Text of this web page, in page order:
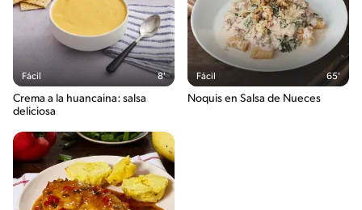
Fácil 8'
Crema a la huancaina: salsa
deliciosa
Fácil 65'
Ñoquis en Salsa de Nueces